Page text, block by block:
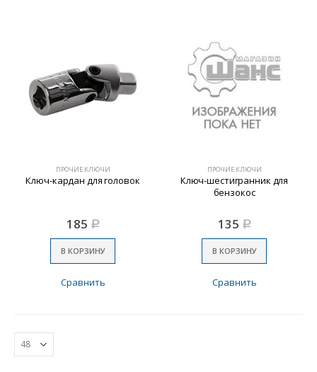
ПРОЧИЕ КЛЮЧИ
Ключ-кардан для головок
185 Р
В КОРЗИНУ
Сравнить
ПРОЧИЕ КЛЮЧИ
Ключ-шестигранник для
бензокос
135 Р
В КОРЗИНУ
Сравнить